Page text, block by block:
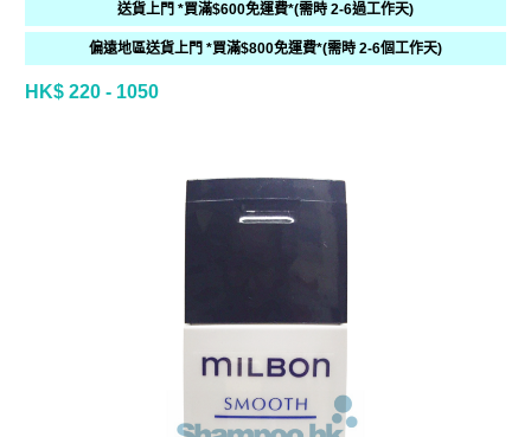
送貨上門 *買滿$600免運費*(需時 2-6過工作天)
偏遠地區送貨上門 *買滿$800免運費*(需時 2-6個工作天)
HK$ 220 - 1050